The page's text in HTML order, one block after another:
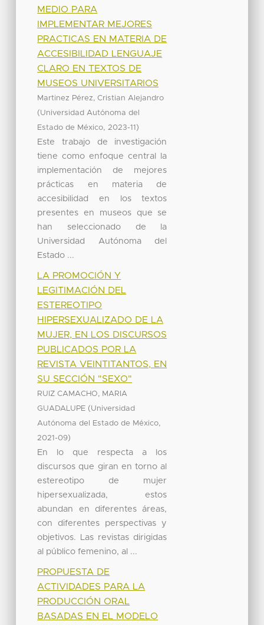
MEDIO PARA
IMPLEMENTAR MEJORES
PRACTICAS EN MATERIA DE
ACCESIBILIDAD LENGUAJE
CLARO EN TEXTOS DE
MUSEOS UNIVERSITARIOS
Martinez Pérez, Cristian Alejandro
(Universidad Autónoma del
Estado de México, 2023-11 )
Este trabajo de investigación
tiene como enfoque central la
implementación de mejores
prácticas en materia de
accesibilidad en los textos
presentes en museos que se
han seleccionado de la
Universidad Autónoma del
Estado ...
LA PROMOCIÓN Y
LEGITIMACIÓN DEL
ESTEREOTIPO
HIPERSEXUALIZADO DE LA
MUJER, EN LOS DISCURSOS
PUBLICADOS POR LA
REVISTA VEINTITANTOS, EN
SU SECCIÓN "SEXO"
RUIZ CAMACHO, MARIA
GUADALUPE (Universidad
Autónoma del Estado de México,
2021-09)
En lo que respecta a los
discursos que giran en torno al
estereotipo de mujer
hipersexualizada, estos
abundan en diferentes áreas,
con diferentes perspectivas y
objetivos. Las revistas dirigidas
al público femenino, al ...
PROPUESTA DE
ACTIVIDADES PARA LA
PRODUCCIÓN ORAL
BASADAS EN EL MODELO